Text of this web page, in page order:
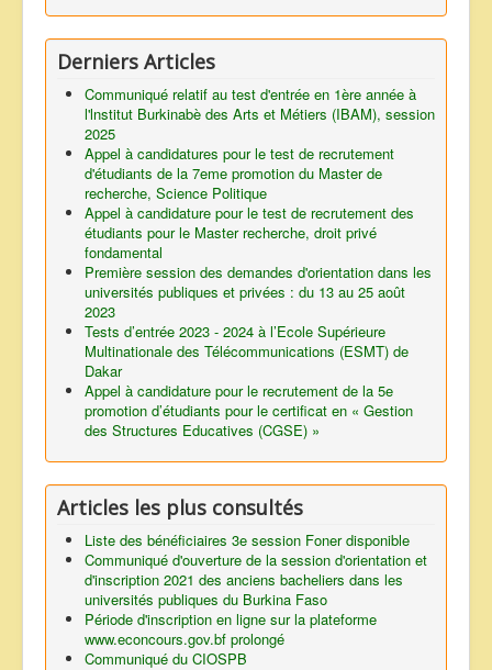
Derniers Articles
Communiqué relatif au test d'entrée en 1ère année à
l'lnstitut Burkinabè des Arts et Métiers (IBAM), session
2025
Appel à candidatures pour le test de recrutement
d'étudiants de la 7eme promotion du Master de
recherche, Science Politique
Appel à candidature pour le test de recrutement des
étudiants pour le Master recherche, droit privé
fondamental
Première session des demandes d'orientation dans les
universités publiques et privées : du 13 au 25 août
2023
Tests d’entrée 2023 - 2024 à l’Ecole Supérieure
Multinationale des Télécommunications (ESMT) de
Dakar
Appel à candidature pour le recrutement de la 5e
promotion d’étudiants pour le certificat en « Gestion
des Structures Educatives (CGSE) »
Articles les plus consultés
Liste des bénéficiaires 3e session Foner disponible
Communiqué d'ouverture de la session d'orientation et
d'inscription 2021 des anciens bacheliers dans les
universités publiques du Burkina Faso
Période d'inscription en ligne sur la plateforme
www.econcours.gov.bf prolongé
Communiqué du CIOSPB